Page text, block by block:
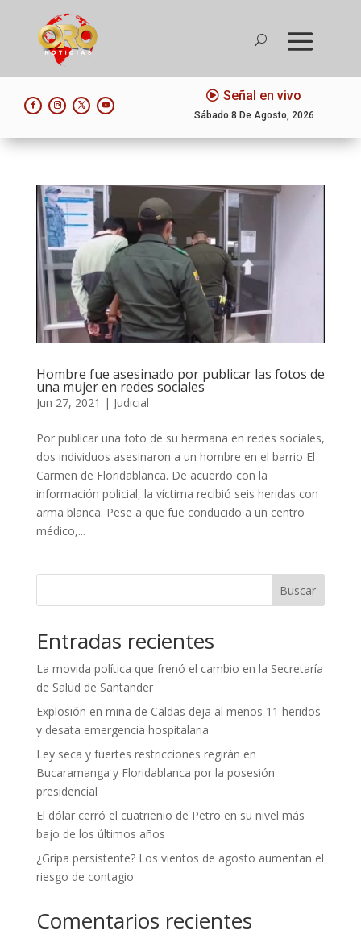
Señal en vivo
Sábado 8 De Agosto, 2026
Hombre fue asesinado por publicar las fotos de
una mujer en redes sociales
Jun 27, 2021 | Judicial
Por publicar una foto de su hermana en redes sociales,
dos individuos asesinaron a un hombre en el barrio El
Carmen de Floridablanca. De acuerdo con la
información policial, la víctima recibió seis heridas con
arma blanca. Pese a que fue conducido a un centro
médico,...
Buscar
Entradas recientes
La movida política que frenó el cambio en la Secretaría
de Salud de Santander
Explosión en mina de Caldas deja al menos 11 heridos
y desata emergencia hospitalaria
Ley seca y fuertes restricciones regirán en
Bucaramanga y Floridablanca por la posesión
presidencial
El dólar cerró el cuatrienio de Petro en su nivel más
bajo de los últimos años
¿Gripa persistente? Los vientos de agosto aumentan el
riesgo de contagio
Comentarios recientes